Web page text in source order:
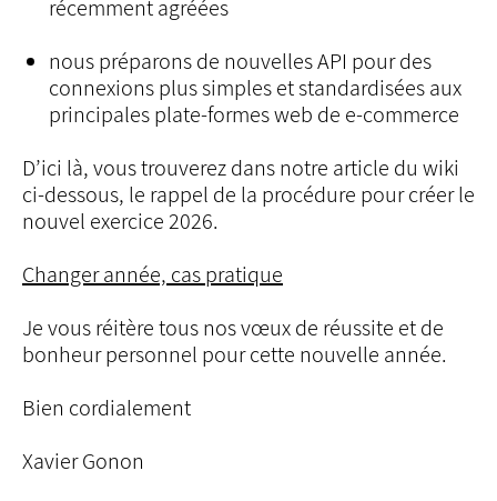
récemment agréées
nous préparons de nouvelles API pour des
connexions plus simples et standardisées aux
principales plate-formes web de e-commerce
D’ici là, vous trouverez dans notre article du wiki
ci-dessous, le rappel de la procédure pour créer le
nouvel exercice 2026.
Changer année, cas pratique
Je vous réitère tous nos vœux de réussite et de
bonheur personnel pour cette nouvelle année.
Bien cordialement
Xavier Gonon